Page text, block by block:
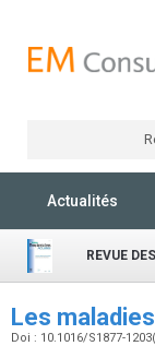
Actualités
REVUE
Les
Doi : 10.1016/S1877-